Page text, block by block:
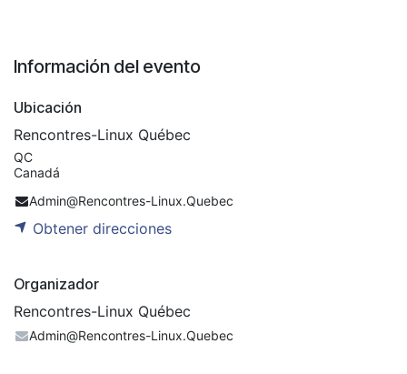
Información del evento
Ubicación
Rencontres-Linux Québec
QC
Canadá
Admin@Rencontres-Linux.Quebec
Obtener direcciones
Organizador
Rencontres-Linux Québec
Admin@Rencontres-Linux.Quebec